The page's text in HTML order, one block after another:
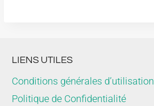
LIENS UTILES
Conditions générales d’utilisation
Politique de Confidentialité